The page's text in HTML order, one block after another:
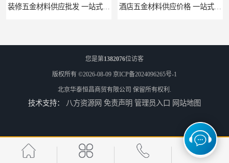
建筑五金材料供应配送 一站式五金材料供应商 脸盆冷热水龙头批发商 水龙头冷热洗脸盆池 全城配送
您是第1382076位访客
版权所有 ©2026-08-09 京ICP备2024096265号-1
北京华泰恒昌商贸有限公司 保留所有权利.
技术支持： 八方资源网 免责声明 管理员入口 网站地图